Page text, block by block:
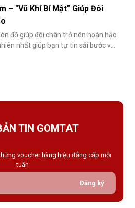
– "Vũ Khí Bí Mật" Giúp Đôi
đồ giúp đôi chân trở nên hoàn hảo
nhất giúp bạn tự tin sải bước với
TIN GOMTAT
voucher hàng hiệu đẳng cấp mỗi
tuần
Đăng ký